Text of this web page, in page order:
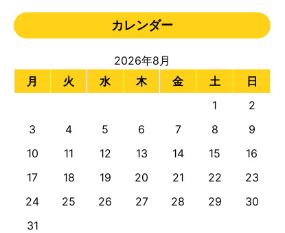
カレンダー
2026年8月
月
火 水 木 金 土 日
1
2
3
4 5 6 7 8
9
10
11 12 13 14 15
16
17
18 19 20 21 22
23
24
25 26 27 28 29
30
31